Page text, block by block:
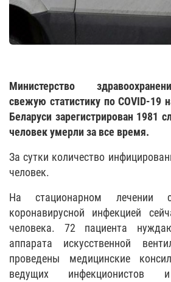
Министерство
свежую статистику по COVID-19
Беларуси зарегистрирован 1981
человек умерли за все время.
За сутки количество
человек.
На стационарном лечении с
коронавирусной инфекцией
человека. 72 пациента
аппарата искусственной
проведены медицинские
ведущих инфекционистов и